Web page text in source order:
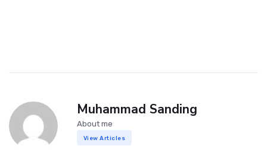
Muhammad Sanding
About me
View Articles